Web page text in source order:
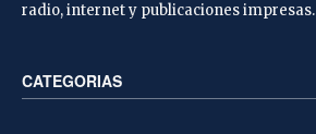
radio, internet y publicaciones impresas.
CATEGORIAS